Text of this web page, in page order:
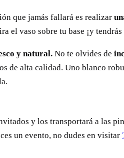
que jamás fallará es realizar
el vaso sobre tu base ¡y
y natural. No te olvides de
de alta calidad. Uno blanco
y los transportará a las
un evento, no dudes en visitar